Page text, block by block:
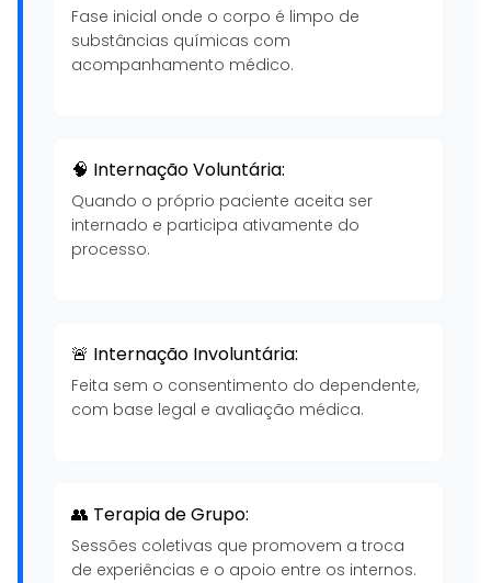
Fase inicial onde o corpo é limpo de
substâncias químicas com
acompanhamento médico.
🧠 Internação Voluntária:
Quando o próprio paciente aceita ser
internado e participa ativamente do
processo.
🚨 Internação Involuntária:
Feita sem o consentimento do dependente,
com base legal e avaliação médica.
👥 Terapia de Grupo:
Sessões coletivas que promovem a troca
de experiências e o apoio entre os internos.